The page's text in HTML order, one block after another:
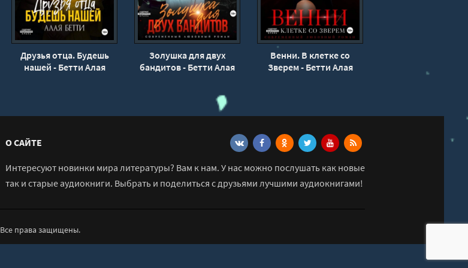
Друзья отца. Будешь
нашей - Бетти Алая
Золушка для двух
бандитов - Бетти Алая
Венни. В клетке со
Зверем - Бетти Алая
О САЙТЕ
Интересуют новинки мира литературы? Вам к нам. У нас можно послушать как новые
так и старые аудиокниги. Выбрать и поделиться с друзьями лучшими аудиокнигами!
права защищены.